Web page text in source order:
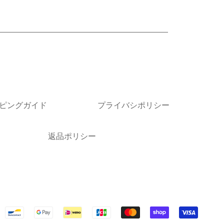
ングガイド プライバシポリシー
返品ポリシー